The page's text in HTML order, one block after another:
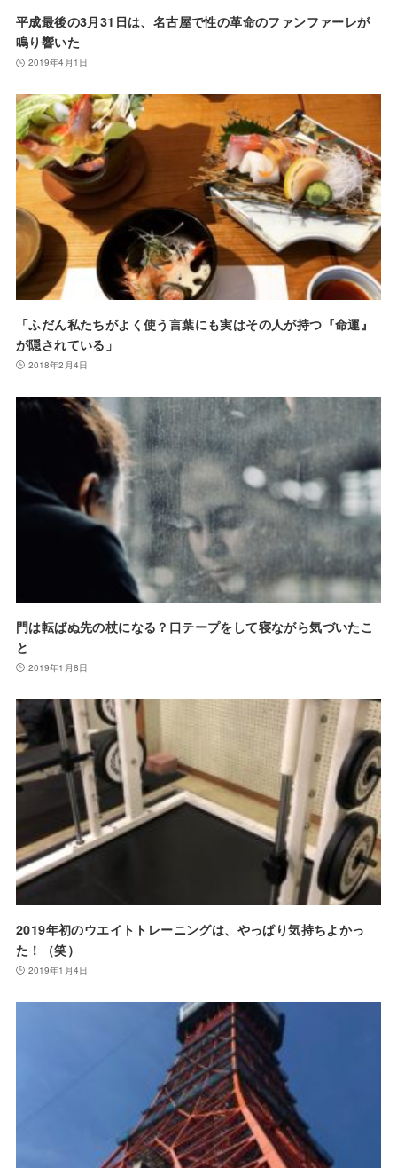
平成最後の3月31日は、名古屋で性の革命のファンファーレが
鳴り響いた
2019年4月1日
「ふだん私たちがよく使う言葉にも実はその人が持つ『命運』
が隠されている」
2018年2月4日
門は転ばぬ先の杖になる？口テープをして寝ながら気づいたこ
と
2019年1月8日
2019年初のウエイトトレーニングは、やっぱり気持ちよかっ
た！（笑）
2019年1月4日